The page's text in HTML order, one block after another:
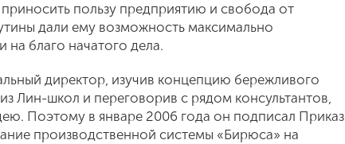
пользу предприятию и свобода от
дали ему возможность максимально
на благо начатого дела.
директор, изучив концепцию бережливого
Лин-школ и переговорив с рядом консультантов,
Поэтому в январе 2006 года он подписал Приказ
производственной системы «Бирюса» на